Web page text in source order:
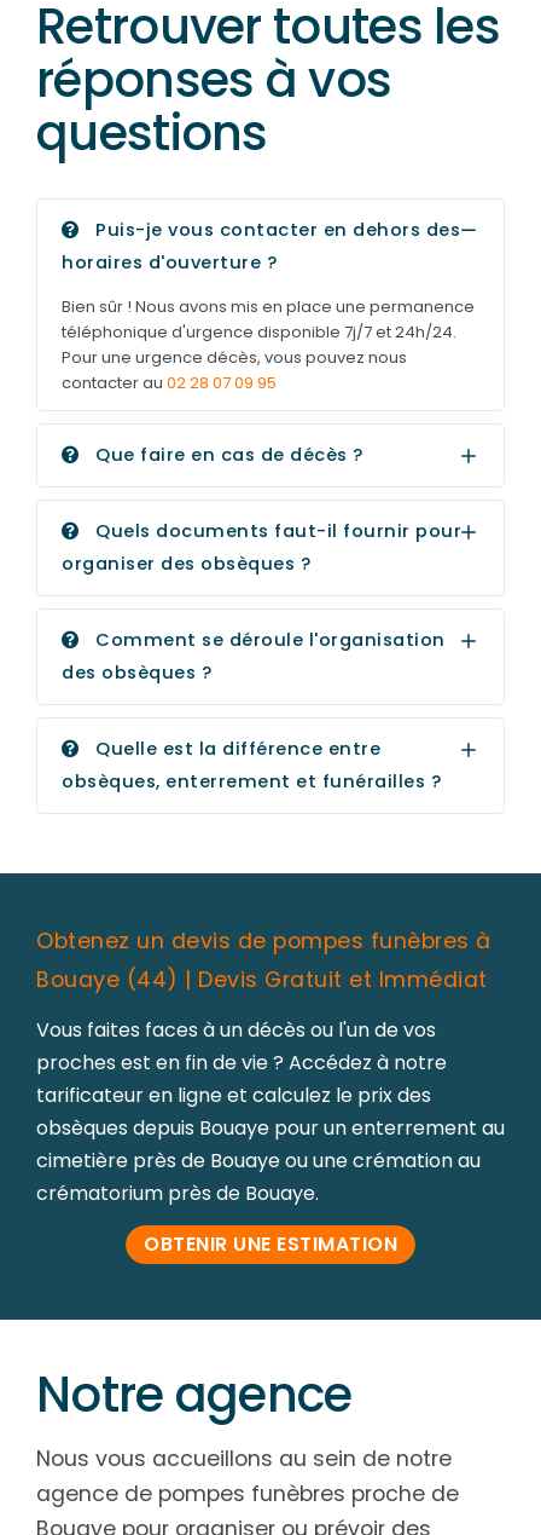
Retrouver toutes les
réponses à vos
questions
Puis-je vous contacter en dehors des
horaires d'ouverture ?
Bien sûr ! Nous avons mis en place une permanence
téléphonique d'urgence disponible 7j/7 et 24h/24.
Pour une urgence décès, vous pouvez nous
contacter au 02 28 07 09 95
Que faire en cas de décès ?
Quels documents faut-il fournir pour
organiser des obsèques ?
Comment se déroule l'organisation
des obsèques ?
Quelle est la différence entre
obsèques, enterrement et funérailles ?
Obtenez un devis de pompes funèbres à
Bouaye (44) | Devis Gratuit et Immédiat
Vous faites faces à un décès ou l'un de vos
proches est en fin de vie ? Accédez à notre
tarificateur en ligne et calculez le prix des
obsèques depuis Bouaye pour un enterrement au
cimetière près de Bouaye ou une crémation au
crématorium près de Bouaye.
OBTENIR UNE ESTIMATION
Notre agence
Nous vous accueillons au sein de notre
agence de pompes funèbres proche de
Bouaye pour organiser ou prévoir des